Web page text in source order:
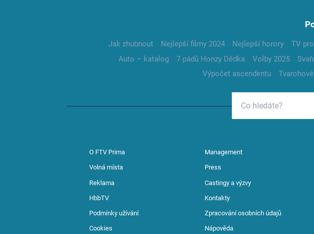
Jak zhubnout Nejlepší filmy 2024 Nejlepší horory TV
Auto – katalog
7 pádů Honzy Dědka Volby 2025
Výpočet ascendentu
O FTV Prima Management
Volná místa Press
Reklama Castingy a výzvy
HbbTV Kontakty
Podmínky užívání Zpracování osobních údajů
Cookies Nápověda